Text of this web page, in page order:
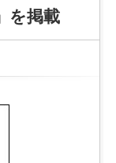
を掲載